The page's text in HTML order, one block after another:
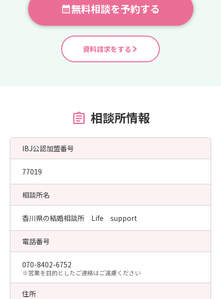
無料相談を予約する
資料請求をする
相談所情報
IBJ公認加盟番号
77019
相談所名
香川県の結婚相談所 Life support
電話番号
070-8402-6752
​※営業を目的としたご連絡はご遠慮ください
住所